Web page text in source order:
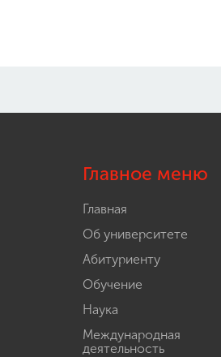
Главное меню
Главная
Об университете
Абитуриенту
Обучение
Наука
Международная
деятельность